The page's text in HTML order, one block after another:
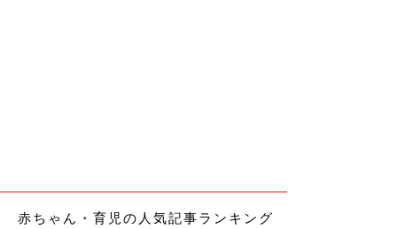
赤ちゃん・育児の人気記事ランキング